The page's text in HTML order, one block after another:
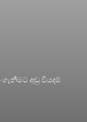
අඩු වියදම්